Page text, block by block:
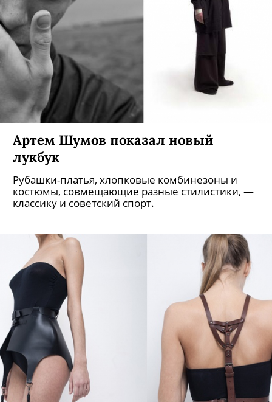
Артем Шумов показал новый
лукбук
Рубашки-платья, хлопковые комбинезоны и
костюмы, совмещающие разные стилистики, —
классику и советский спорт.